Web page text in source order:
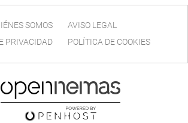
SOMOS
AVISO LEGAL
PRIVACIDAD
POLÍTICA DE COOKIES